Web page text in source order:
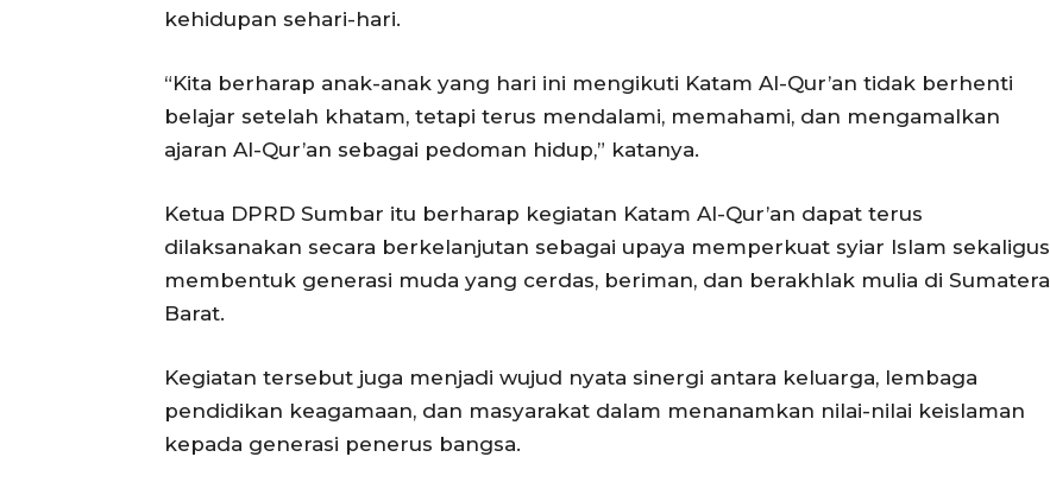
kehidupan sehari-hari.
“Kita berharap anak-anak yang hari ini mengikuti Katam Al-Qur’an tidak berhenti
belajar setelah khatam, tetapi terus mendalami, memahami, dan mengamalkan
ajaran Al-Qur’an sebagai pedoman hidup,” katanya.
Ketua DPRD Sumbar itu berharap kegiatan Katam Al-Qur’an dapat terus
dilaksanakan secara berkelanjutan sebagai upaya memperkuat syiar Islam sekaligus
membentuk generasi muda yang cerdas, beriman, dan berakhlak mulia di Sumatera
Barat.
Kegiatan tersebut juga menjadi wujud nyata sinergi antara keluarga, lembaga
pendidikan keagamaan, dan masyarakat dalam menanamkan nilai-nilai keislaman
kepada generasi penerus bangsa.